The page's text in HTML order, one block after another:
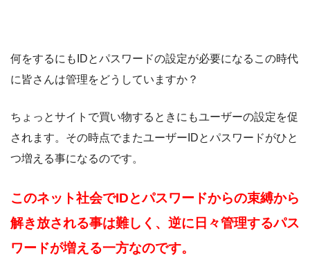
何をするにもIDとパスワードの設定が必要になるこの時代
に皆さんは管理をどうしていますか？
ちょっとサイトで買い物するときにもユーザーの設定を促
されます。その時点でまたユーザーIDとパスワードがひと
つ増える事になるのです。
このネット社会でIDとパスワードからの束縛から
解き放される事は難しく、逆に日々管理するパス
ワードが増える一方なのです。